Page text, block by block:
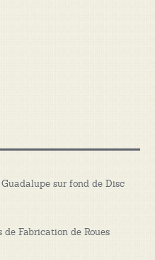
sur fond de Disc
Fabrication de Roues